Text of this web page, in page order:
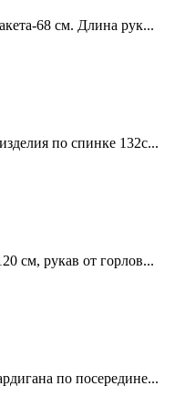
68 см. Длина рук...
по спинке 132с...
см, рукав от горлов...
по посередине...